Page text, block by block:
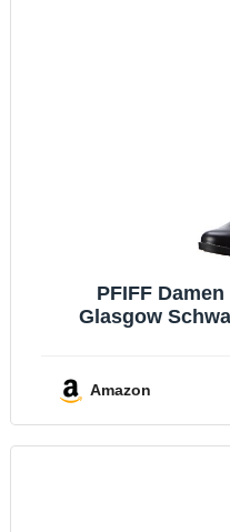
PFIFF
Glasgow
Amazon